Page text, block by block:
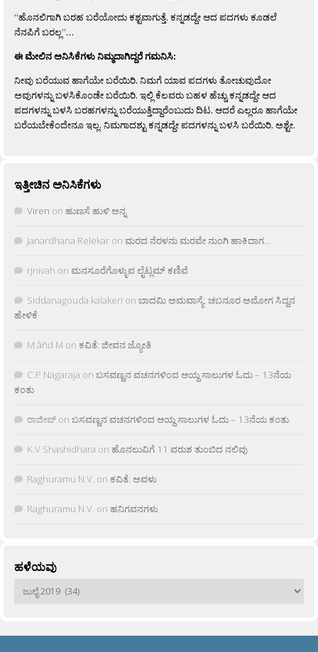
“ಹೊನಲಿಗಾಗಿ ಬರಹ ಬರೆಯೋದು ಕಶ್ಟವಾಗುತ್ತೆ. ಕನ್ನಡದ್ದೇ ಆದ ಪದಗಳು ಕೂಡಲೆ
ನೆನಪಿಗೆ ಬರಲ್ಲ”…
ಈ ಮೇಲಿನ ಅನಿಸಿಕೆಗಳು ನಿಮ್ಮದಾಗಿದ್ದರೆ ಗಮನಿಸಿ:
ನೀವು ಬರೆಯುವ ಹಾಗೆಯೇ ಬರೆಯಿರಿ. ನಿಮಗೆ ಯಾವ ಪದಗಳು ತೋಚುವುದೋ
ಅವುಗಳನ್ನು ಬಳಸಿಕೊಂಡೇ ಬರೆಯಿರಿ. ಇಲ್ಲಿ ಕೆಲವರು ಬಹಳ ಹೆಚ್ಚು ಕನ್ನಡದ್ದೇ ಆದ
ಪದಗಳನ್ನು ಬಳಸಿ ಬರಹಗಳನ್ನು ಬರೆಯುತ್ತಿದ್ದಾರೆಂಬುದು ದಿಟ. ಆದರೆ ಎಲ್ಲರೂ ಹಾಗೆಯೇ
ಬರೆಯಬೇಕೆಂದೇನೂ ಇಲ್ಲ. ನಿಮಗಾದಶ್ಟು ಕನ್ನಡದ್ದೇ ಪದಗಳನ್ನು ಬಳಸಿ ಬರೆಯಿರಿ, ಅಶ್ಟೇ.
ಇತ್ತೀಚಿನ ಅನಿಸಿಕೆಗಳು
Viren on ಹುಣಸೆ ಹುಳಿ ಅನ್ನ
Janardhana Relekar on ಮರದ ನೆರಳನು ಮರವೇ ನುಂಗಿ ಹಾಕಿದಾಗ…
rjnivah on ಮನಸೂರೆಗೊಳ್ಳುವ ಲೈಟ್ಲಮ್ ಕಣಿವೆ
Siddanagouda kalakeri on ಬಾದಮಿ ಅಮವಾಸ್ಯೆ: ಚಬನೂರ ಅಮೋಗ ಸಿದ್ದನ
ಹೇಳಿಕೆ
M âñd M on ಕವಿತೆ: ಜೀವನ ಜ್ಯೋತಿ
C.P.Nagaraja on ಬಸವಣ್ಣನ ವಚನಗಳಿಂದ ಆಯ್ದ ಸಾಲುಗಳ ಓದು – 13ನೆಯ
ಕಂತು
ರಾಜೀವ್ on ಬಸವಣ್ಣನ ವಚನಗಳಿಂದ ಆಯ್ದ ಸಾಲುಗಳ ಓದು – 13ನೆಯ ಕಂತು
K.V Shashidhara on ಹೊನಲುವಿಗೆ 11 ವರುಶ ತುಂಬಿದ ನಲಿವು
Raghuramu N.V. on ಕವಿತೆ: ಅವಳು
Raghuramu N.V. on ಹನಿಗವನಗಳು
ಹಳೆಯವು
ಹಳೆಯವು